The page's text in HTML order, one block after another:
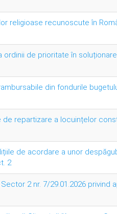
religioase recunoscute în
de prioritate în
din fondurile
repartizare a locuințelor
de acordare a unor
2
2 nr. 7/29.01.2026 privind